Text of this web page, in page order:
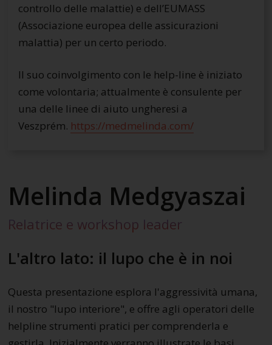
controllo delle malattie) e dell’EUMASS
(Associazione europea delle assicurazioni
malattia) per un certo periodo.
Il suo coinvolgimento con le help-line è iniziato
come volontaria; attualmente è consulente per
una delle linee di aiuto ungheresi a
Veszprém. https://medmelinda.com/
Melinda Medgyaszai
Relatrice e workshop leader
L'altro lato: il lupo che è in noi
Questa presentazione esplora l'aggressività umana,
il nostro "lupo interiore", e offre agli operatori delle
helpline strumenti pratici per comprenderla e